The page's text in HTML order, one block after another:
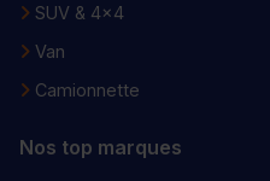
SUV & 4x4
Van
Camionnette
Nos top marques